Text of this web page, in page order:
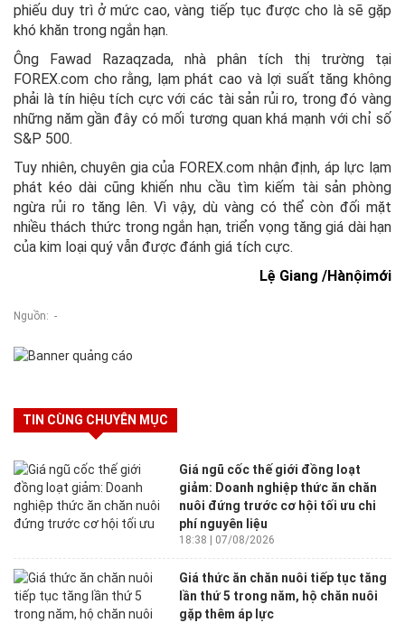
phiếu duy trì ở mức cao, vàng tiếp tục được cho là sẽ gặp
khó khăn trong ngắn hạn.
Ông Fawad Razaqzada, nhà phân tích thị trường tại
FOREX.com cho rằng, lạm phát cao và lợi suất tăng không
phải là tín hiệu tích cực với các tài sản rủi ro, trong đó vàng
những năm gần đây có mối tương quan khá mạnh với chỉ số
S&P 500.
Tuy nhiên, chuyên gia của FOREX.com nhận định, áp lực lạm
phát kéo dài cũng khiến nhu cầu tìm kiếm tài sản phòng
ngừa rủi ro tăng lên. Vì vậy, dù vàng có thể còn đối mặt
nhiều thách thức trong ngắn hạn, triển vọng tăng giá dài hạn
của kim loại quý vẫn được đánh giá tích cực.
Lệ Giang /Hànộimới
Nguồn: -
TIN CÙNG CHUYÊN MỤC
Giá ngũ cốc thế giới đồng loạt
giảm: Doanh nghiệp thức ăn chăn
nuôi đứng trước cơ hội tối ưu chi
phí nguyên liệu
18:38 | 07/08/2026
Giá thức ăn chăn nuôi tiếp tục tăng
lần thứ 5 trong năm, hộ chăn nuôi
gặp thêm áp lực